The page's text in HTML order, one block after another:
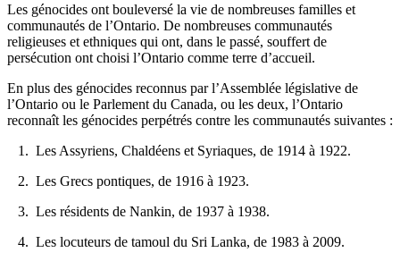
Les génocides ont bouleversé la vie de nombreuses familles et
communautés de l’Ontario. De nombreuses communautés
religieuses et ethniques qui ont, dans le passé, souffert de
persécution ont choisi l’Ontario comme terre d’accueil.
En plus des génocides reconnus par l’Assemblée législative de
l’Ontario ou le Parlement du Canada, ou les deux, l’Ontario
reconnaît les génocides perpétrés contre les communautés suivantes :
1. Les Assyriens, Chaldéens et Syriaques, de 1914 à 1922.
2. Les Grecs pontiques, de 1916 à 1923.
3. Les résidents de Nankin, de 1937 à 1938.
4. Les locuteurs de tamoul du Sri Lanka, de 1983 à 2009.